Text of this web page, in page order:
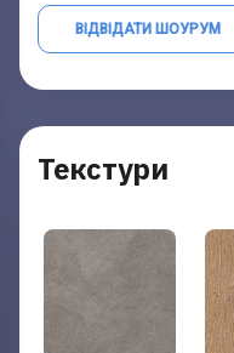
ВІДВІДАТИ ШОУРУМ
Текстури